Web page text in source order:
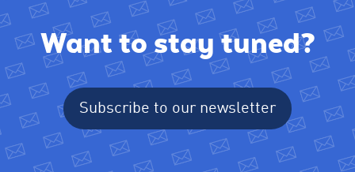
Want to stay tuned?
Subscribe to our newsletter